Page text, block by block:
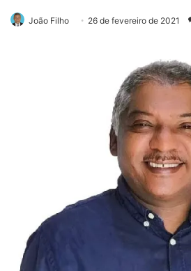
João Filho 26 de fevereiro de 2021